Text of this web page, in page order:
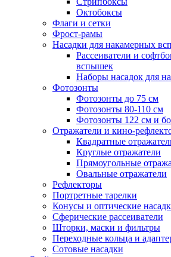
Октобоксы
Флаги и сетки
Фрост-рамы
Насадки для накамерных
Рассеиватели и
вспышек
Наборы насадок для
Фотозонты
Фотозонты до 75 см
Фотозонты 80-110 см
Фотозонты 122 см и
Отражатели и кино-
Квадратные
Круглые отражатели
Прямоугольные
Овальные отражатели
Рефлекторы
Портретные тарелки
Конусы и оптические
Сферические рассеиватели
Шторки, маски и фильтры
Переходные кольца и
Сотовые насадки